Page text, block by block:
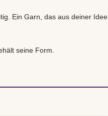
Ein Garn, das aus deiner Idee
seine Form.